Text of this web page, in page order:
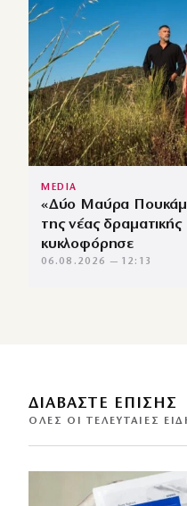
MEDIA
«Δύο Μαύρα
της νέας
κυκλοφόρησε
06.08.2026 — 12:13
ΔΙΑΒΑΣΤΕ ΕΠΙΣΗΣ
ΌΛΕΣ ΟΙ ΤΕΛΕΥΤΑΊΕΣ